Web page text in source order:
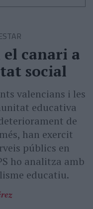
el canari a
social
valencians i les
educativa
de
han exercit
públics en
ho analitza amb
educatiu.